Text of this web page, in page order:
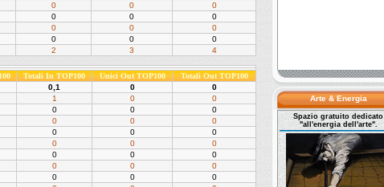
0 0
0
0 0
0
0 0
0
0 0
0
2 3 4
Totali In TOP100 Unici Out TOP100
Totali Out TOP100
0,1 0
0
1 0
0
0 0
0
0 0
0
0 0
0
0 0
0
0 0
0
0 0
0
0 0
0
Arte & Energia
Spazio gratuito dedicato
"all'energia dell'arte".